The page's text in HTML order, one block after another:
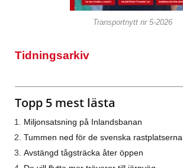
Transportnytt nr 5-2026
Tidningsarkiv
Topp 5 mest lästa
Miljonsatsning på Inlandsbanan
Tummen ned för de svenska rastplatserna
Avstängd tågsträcka åter öppen